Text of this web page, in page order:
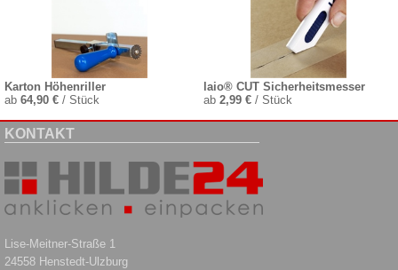
Karton Höhenriller
ab 64,90 € / Stück
laio® CUT Sicherheitsmesser
ab 2,99 € / Stück
KONTAKT
Lise-Meitner-Straße 1
24558 Henstedt-Ulzburg